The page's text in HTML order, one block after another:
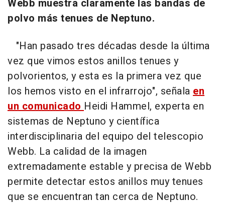
Webb muestra claramente las bandas de
polvo más tenues de Neptuno.
"Han pasado tres décadas desde la última
vez que vimos estos anillos tenues y
polvorientos, y esta es la primera vez que
los hemos visto en el infrarrojo", señala en
un comunicadoHeidi Hammel, experta en
sistemas de Neptuno y científica
interdisciplinaria del equipo del telescopio
Webb. La calidad de la imagen
extremadamente estable y precisa de Webb
permite detectar estos anillos muy tenues
que se encuentran tan cerca de Neptuno.